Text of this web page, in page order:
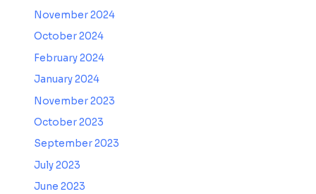
November 2024
October 2024
February 2024
January 2024
November 2023
October 2023
September 2023
July 2023
June 2023